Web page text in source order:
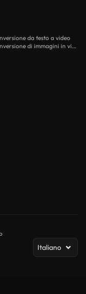
da testo a video
Flussi di lavoro di intelligenza artificiale per la conversione di immagini in video
Italiano